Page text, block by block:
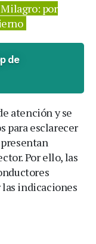
por
de
atención y se
para esclarecer
Por ello, las
indicaciones